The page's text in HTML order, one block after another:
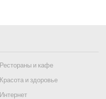
Рестораны и кафе
Красота и здоровье
Интернет